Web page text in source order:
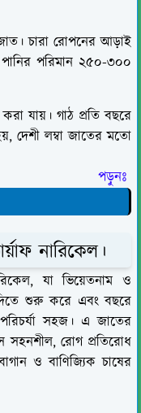
চারা রোপনের আড়াই
পরিমান ২৫০-৩০০
যায়। গাঠ প্রতি বছরে
দেশী লম্বা জাতের মতো
নারিকেল।
যা ভিয়েতনাম ও
দিতে শুরু করে এবং বছরে
সহজ। এ জাতের
সহনশীল, রোগ প্রতিরোধ
ও বাণিজ্যিক চাষের